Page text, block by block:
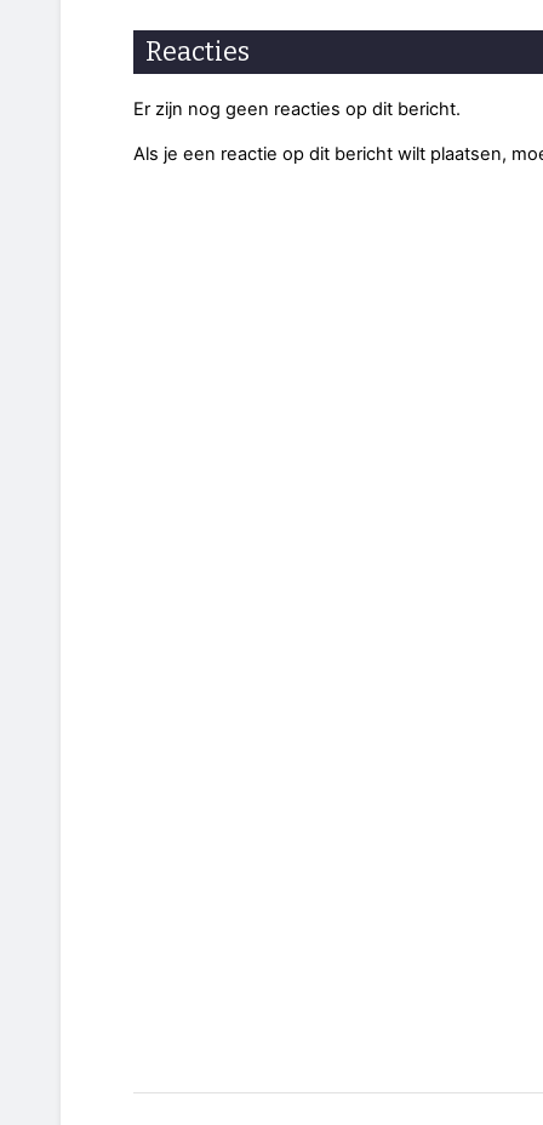
Reacties
Er zijn nog geen reacties op dit bericht.
Als je een reactie op dit bericht wilt plaatsen,